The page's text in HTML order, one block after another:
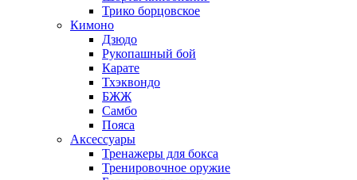
Трико борцовское
Кимоно
Дзюдо
Рукопашный бой
Карате
Тхэквондо
БЖЖ
Самбо
Пояса
Аксессуары
Тренажеры для бокса
Тренировочное оружие